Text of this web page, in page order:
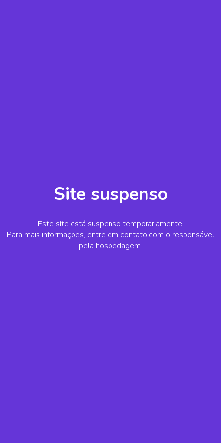
Site suspenso
Este site está suspenso temporariamente.
Para mais informações, entre em contato com o responsável
pela hospedagem.